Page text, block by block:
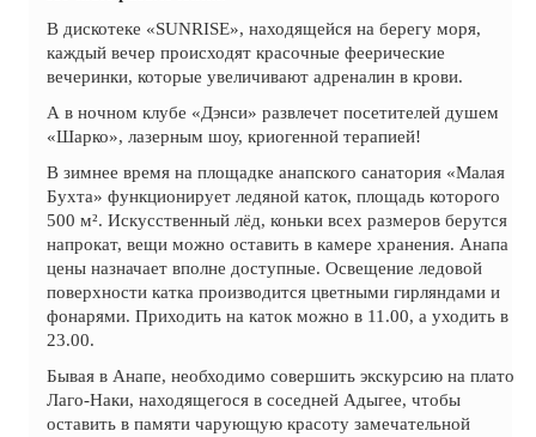
В дискотеке «SUNRISE», находящейся на берегу моря,
каждый вечер происходят красочные феерические
вечеринки, которые увеличивают адреналин в крови.
А в ночном клубе «Дэнси» развлечет посетителей душем
«Шарко», лазерным шоу, криогенной терапией!
В зимнее время на площадке анапского санатория «Малая
Бухта» функционирует ледяной каток, площадь которого
500 м². Искусственный лёд, коньки всех размеров берутся
напрокат, вещи можно оставить в камере хранения. Анапа
цены назначает вполне доступные. Освещение ледовой
поверхности катка производится цветными гирляндами и
фонарями. Приходить на каток можно в 11.00, а уходить в
23.00.
Бывая в Анапе, необходимо совершить экскурсию на плато
Лаго-Наки, находящегося в соседней Адыгее, чтобы
оставить в памяти чарующую красоту замечательной